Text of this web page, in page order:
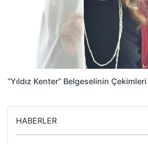
“Yıldız Kenter” Belgeselinin Çekimleri
HABERLER